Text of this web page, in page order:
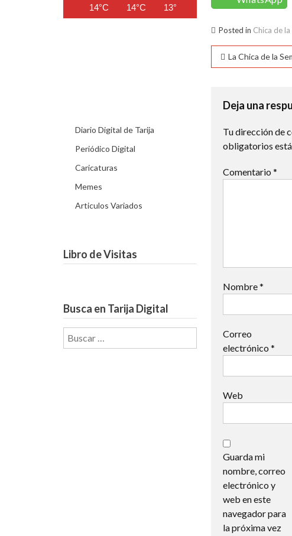
Posted in Chica de la
entradas
La Chica de la
Deja una
Tu dirección de
obligatorios
Comentario *
Nombre*
Correo
electrónico *
Web
Guarda mi
nombre, correo
electrónico y
web en este
navegador para
la próxima vez
14°C 14°C 13°C 12°C 11°C 11°C
Diario Digital de Tarija
Periódico Digital
Caricaturas
Memes
Articulos Variados
Libro de Visitas
Busca en Tarija Digital
Buscar: